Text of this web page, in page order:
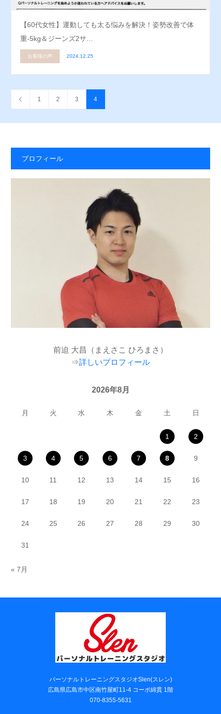
【60代女性】運動しても太る悩みを解決！姿勢改善で体
重-5kg＆ジーンズ2サ…
お客様の声 2024.12.25
1 2 3 4
プロフィール
前迫 大昌（まえさこ ひろまさ）
⇒詳しいプロフィール
2026年8月
月 火 水 木 金 土 日
1 2
3 4 5 6 7 8 9
10 11 12 13 14 15 16
17 18 19 20 21 22 23
24 25 26 27 28 29 30
31
« 7月
パーソナルトレーニングスタジオSlen(スレン)
広島県広島市中区南竹屋町11-4 コーポ綿貫 1階
070-8355-5631